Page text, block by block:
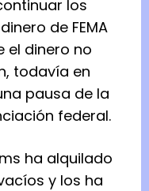
los
de FEMA
el dinero no
todavía en
pausa de la
federal.
ha alquilado
y los ha